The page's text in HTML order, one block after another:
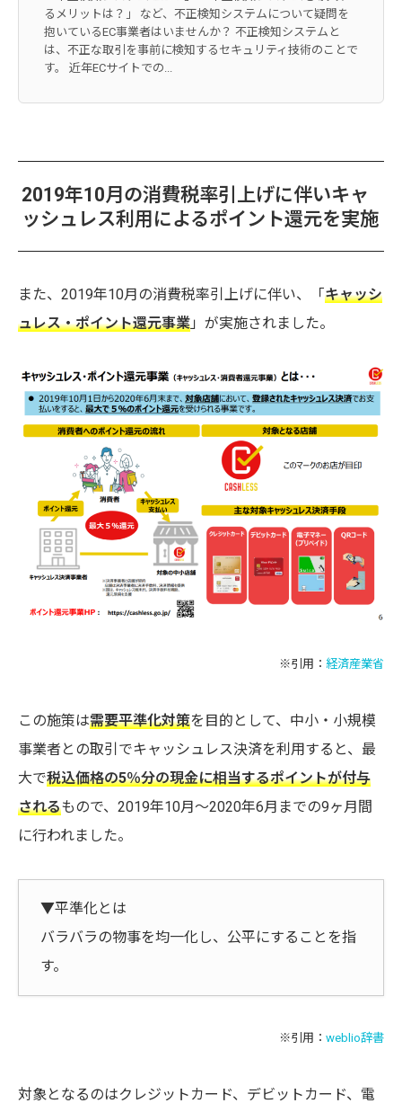
るメリットは？」 など、不正検知システムについて疑問を
抱いているEC事業者はいませんか？ 不正検知システムと
は、不正な取引を事前に検知するセキュリティ技術のことで
す。 近年ECサイトでの...
2019年10月の消費税率引上げに伴いキャ
ッシュレス利用によるポイント還元を実施
また、2019年10月の消費税率引上げに伴い、「キャッシ
ュレス・ポイント還元事業 」が実施されました。
※引用： 経済産業省
この施策は需要平準化対策を目的として、中小・小規模
事業者との取引でキャッシュレス決済を利用すると、最
大で税込価格の5％分の現金に相当するポイントが付与
されるもので、2019年10月～2020年6月までの9ヶ月間
に行われました。
▼平準化とは
バラバラの物事を均一化し、公平にすることを指
す。
※引用： weblio辞書
対象となるのはクレジットカード、デビットカード、電